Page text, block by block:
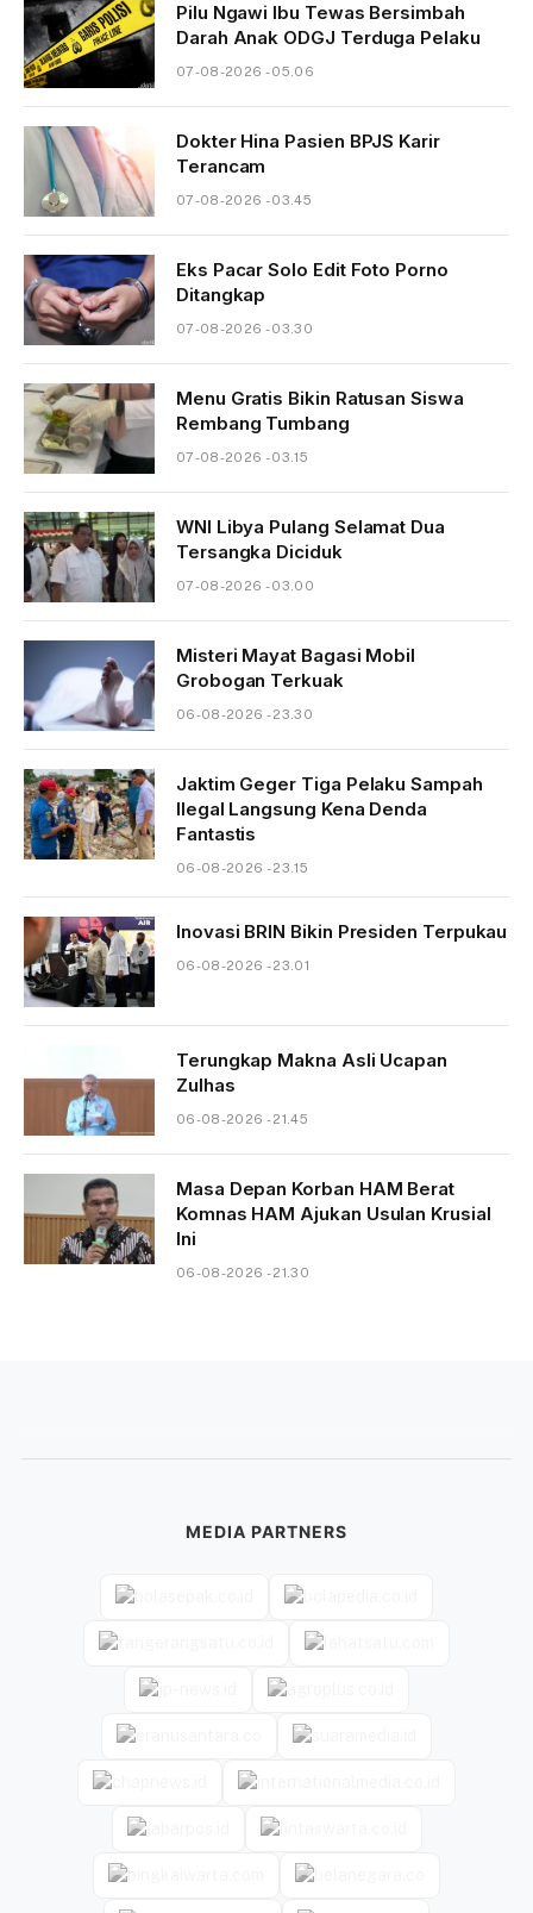
Pilu Ngawi Ibu Tewas Bersimbah
Darah Anak ODGJ Terduga Pelaku
07-08-2026 - 05.06
Dokter Hina Pasien BPJS Karir
Terancam
07-08-2026 - 03.45
Eks Pacar Solo Edit Foto Porno
Ditangkap
07-08-2026 - 03.30
Menu Gratis Bikin Ratusan Siswa
Rembang Tumbang
07-08-2026 - 03.15
WNI Libya Pulang Selamat Dua
Tersangka Diciduk
07-08-2026 - 03.00
Misteri Mayat Bagasi Mobil
Grobogan Terkuak
06-08-2026 - 23.30
Jaktim Geger Tiga Pelaku Sampah
Ilegal Langsung Kena Denda
Fantastis
06-08-2026 - 23.15
Inovasi BRIN Bikin Presiden Terpukau
06-08-2026 - 23.01
Terungkap Makna Asli Ucapan
Zulhas
06-08-2026 - 21.45
Masa Depan Korban HAM Berat
Komnas HAM Ajukan Usulan Krusial
Ini
06-08-2026 - 21.30
MEDIA PARTNERS